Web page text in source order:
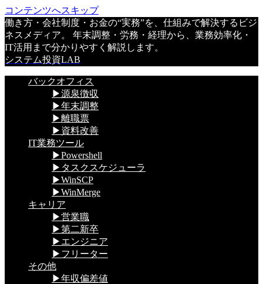
コンテンツへスキップ
働き方・会社制度・お金の“実務”を、仕組みで解決するビジ
ネスメディア。 年末調整・労務・経理から、業務効率化・
IT活用まで分かりやすく解説します。
システム投資LAB
バックオフィス
▶源泉徴収
▶年末調整
▶離職票
▶資料改善
IT業務ツール
▶Powershell
▶タスクスケジューラ
▶WinSCP
▶WinMerge
キャリア
▶営業職
▶第二新卒
▶エンジニア
▶フリーター
その他
▶年収偏差値